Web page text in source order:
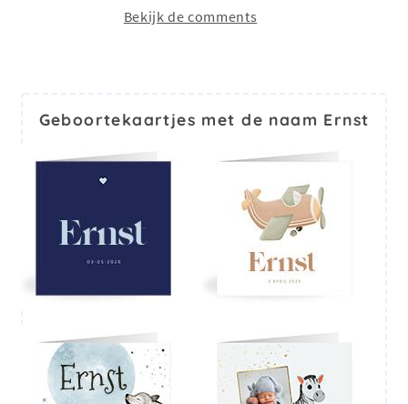
Bekijk de comments
Geboortekaartjes met de naam Ernst